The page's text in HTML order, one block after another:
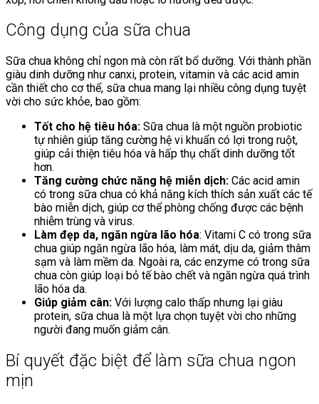
Công dụng của sữa chua
Sữa chua không chỉ ngon mà còn rất bổ dưỡng. Với thành phần
giàu dinh dưỡng như canxi, protein, vitamin và các acid amin
cần thiết cho cơ thể, sữa chua mang lại nhiều công dụng tuyệt
vời cho sức khỏe, bao gồm:
Tốt cho hệ tiêu hóa: Sữa chua là một nguồn probiotic
tự nhiên giúp tăng cường hệ vi khuẩn có lợi trong ruột,
giúp cải thiện tiêu hóa và hấp thụ chất dinh dưỡng tốt
hơn.
Tăng cường chức năng hệ miễn dịch: Các acid amin
có trong sữa chua có khả năng kích thích sản xuất các tế
bào miễn dịch, giúp cơ thể phòng chống được các bệnh
nhiễm trùng và virus.
Làm đẹp da, ngăn ngừa lão hóa: Vitami C có trong sữa
chua giúp ngăn ngừa lão hóa, làm mát, dịu da, giảm thâm
sạm và làm mềm da. Ngoài ra, các enzyme có trong sữa
chua còn giúp loại bỏ tế bào chết và ngăn ngừa quá trình
lão hóa da.
Giúp giảm cân: Với lượng calo thấp nhưng lại giàu
protein, sữa chua là một lựa chọn tuyệt vời cho những
người đang muốn giảm cân.
Bí quyết đặc biệt để làm sữa chua ngon
mịn